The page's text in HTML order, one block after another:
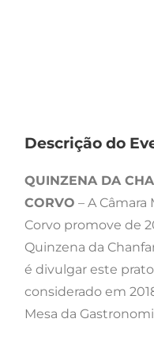
Descrição do
QUINZENA DA
CORVO – A
Corvo promove de
Quinzena da
é divulgar este
considerado em
Mesa da